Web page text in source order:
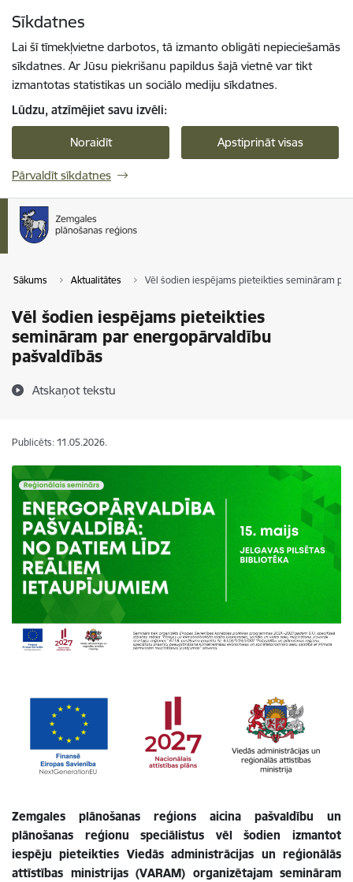
Sīkdatnes
Lai šī tīmekļvietne darbotos, tā izmanto obligāti nepieciešamās
sīkdatnes. Ar Jūsu piekrišanu papildus šajā vietnē var tikt
izmantotas statistikas un sociālo mediju sīkdatnes.
Lūdzu, atzīmējiet savu izvēli:
Noraidīt Apstiprināt visas
Pārvaldīt sīkdatnes
Sākums Aktualitātes Vēl šodien iespējams pieteikties semināram
Vēl šodien iespējams pieteikties
semināram par energopārvaldību
pašvaldībās
Atskaņot tekstu
Publicēts: 11.05.2026.
Zemgales plānošanas reģions aicina pašvaldību un
plānošanas reģionu speciālistus vēl šodien izmantot
iespēju pieteikties Viedās administrācijas un reģionālās
attīstības ministrijas (VARAM) organizētajam semināram